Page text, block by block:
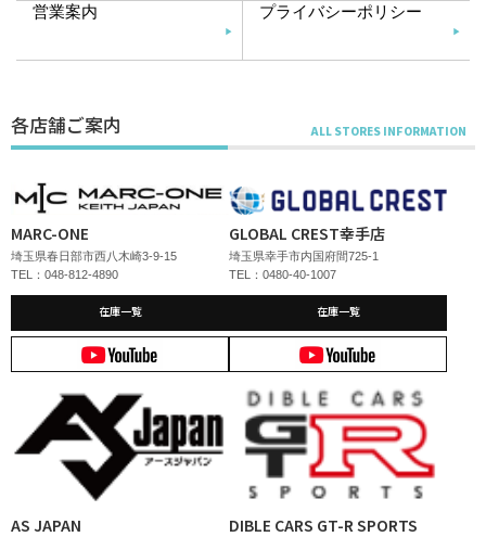
営業案内 プライバシーポリシー
各店舗ご案内
MARC-ONE
埼玉県春日部市西八木崎3-9-15
TEL：048-812-4890
在庫一覧
GLOBAL CREST幸手店
埼玉県幸手市内国府間725-1
TEL：0480-40-1007
在庫一覧
AS JAPAN DIBLE CARS GT-R SPORTS